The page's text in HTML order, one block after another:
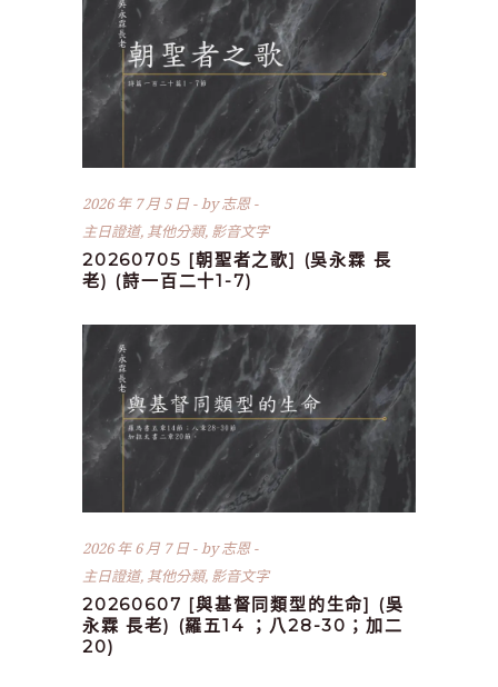
2026 年 7 月 5 日 by志恩
主日證道, 其他分類, 影音文字
20260705 [朝聖者之歌] (吳永霖 長
老) (詩一百二十1-7)
2026 年 6 月 7 日 by志恩
主日證道, 其他分類, 影音文字
20260607 [與基督同類型的生命] (吳
永霖 長老) (羅五14 ；八28-30；加二
20)